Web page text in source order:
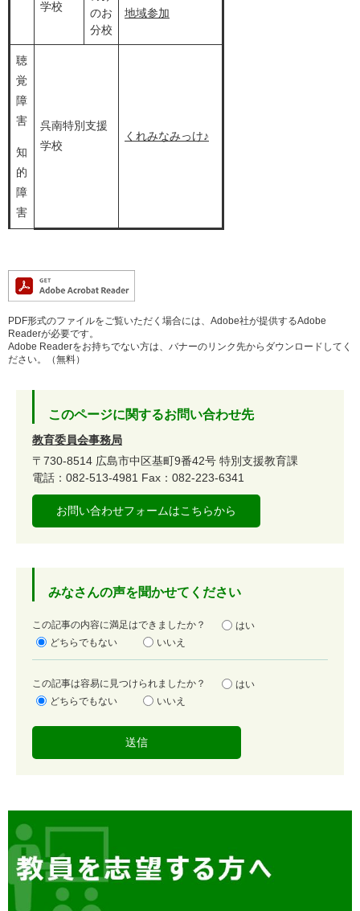
学校
のお
分校
地域参加
聴
覚
障
害
知
的
障
害
呉南特別支援
学校
くれみなみっけ♪
PDF形式のファイルをご覧いただく場合には、Adobe社が提供するAdobe
Readerが必要です。
Adobe Readerをお持ちでない方は、バナーのリンク先からダウンロードしてく
ださい。（無料）
このページに関するお問い合わせ先
教育委員会事務局
〒730-8514 広島市中区基町9番42号 特別支援教育課
電話：082-513-4981 Fax：082-223-6341
お問い合わせフォームはこちらから
みなさんの声を聞かせてください
満
足
この記事の内容に満足はできましたか？
はい
どちらでもない
いいえ
容
易
この記事は容易に見つけられましたか？
はい
どちらでもない
いいえ